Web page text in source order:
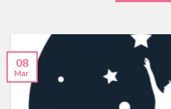
08
Mar